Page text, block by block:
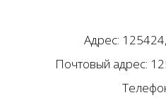
Адрес:
Почтовый адрес: